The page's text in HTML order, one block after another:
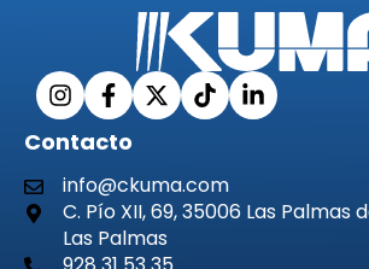
Contacto
info@ckuma.com
C. Pío XII, 69, 35006 Las Palmas
Las Palmas